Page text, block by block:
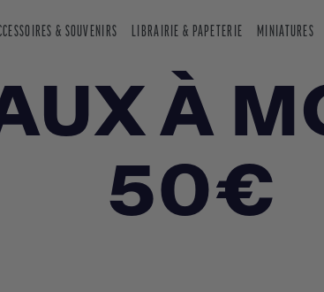
& SOUVENIRS LIBRAIRIE & PAPETERIE MINIATURES
À
50€